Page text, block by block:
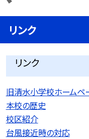
リンク
リンク
旧清水小学校ホームペ
本校の歴史
校区紹介
台風接近時の対応